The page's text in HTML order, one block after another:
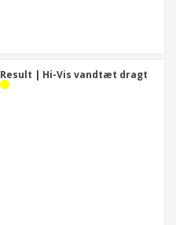
Result | Hi-Vis vandtæt dragt